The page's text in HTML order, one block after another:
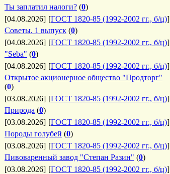
Ты заплатил налоги? (0)
[04.08.2026] [ГОСТ 1820-85 (1992-2002 гг., б/ц)]
Советы. 1 выпуск (0)
[04.08.2026] [ГОСТ 1820-85 (1992-2002 гг., б/ц)]
"Seba" (0)
[04.08.2026] [ГОСТ 1820-85 (1992-2002 гг., б/ц)]
Открытое акционерное общество "Продторг"
(0)
[03.08.2026] [ГОСТ 1820-85 (1992-2002 гг., б/ц)]
Природа (0)
[03.08.2026] [ГОСТ 1820-85 (1992-2002 гг., б/ц)]
Породы голубей (0)
[03.08.2026] [ГОСТ 1820-85 (1992-2002 гг., б/ц)]
Пивоваренный завод "Степан Разин" (0)
[03.08.2026] [ГОСТ 1820-85 (1992-2002 гг., б/ц)]